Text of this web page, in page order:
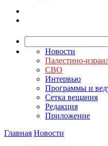
Новости
Палестино-
СВО
Интервью
Программы и
Сетка вещания
Редакция
Приложение
Главная Новости